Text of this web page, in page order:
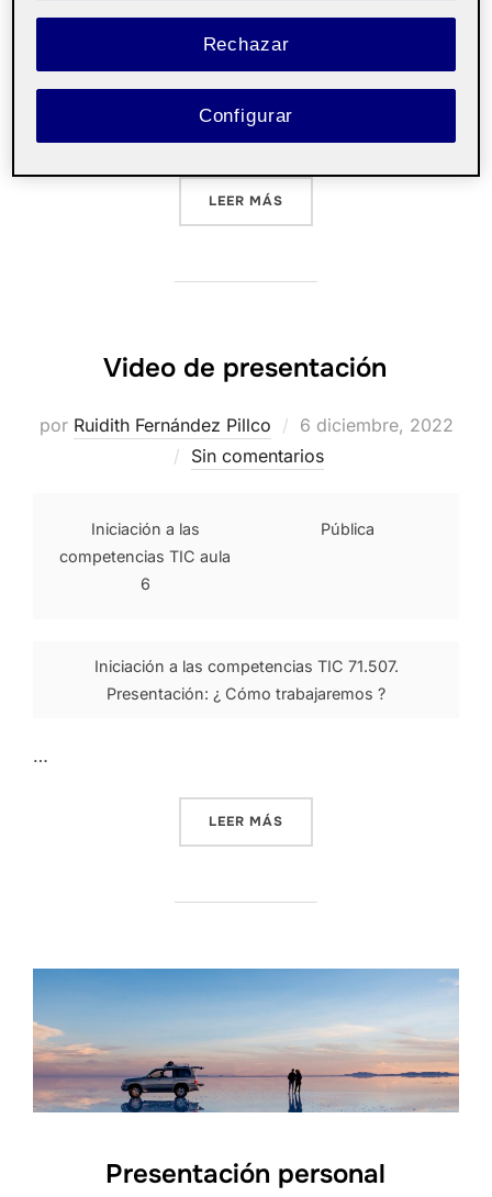
Consideró que he aprendido mucho sobre las
redes que desconocía. También me ha ayudado a
conocer gente nueva y trabajar en equipo no
obstante a lo largo del curso hemos tenido
dificultades imprevistas. …
LEER MÁS
Video de presentación
por Ruidith Fernández Pillco
Publicado
el
6 diciembre, 2022
Sin comentarios
Iniciación a las
competencias TIC aula
6
Pública
Iniciación a las competencias TIC 71.507.
Presentación: ¿ Cómo trabajaremos ?
…
LEER MÁS
Presentación personal
Rechazar
Configurar